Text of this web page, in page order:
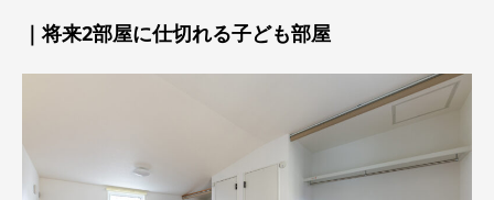
｜将来2部屋に仕切れる子ども部屋